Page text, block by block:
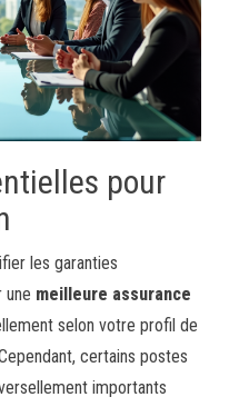
pour
les garanties
une meilleure assurance
selon votre profil de
certains postes
importants